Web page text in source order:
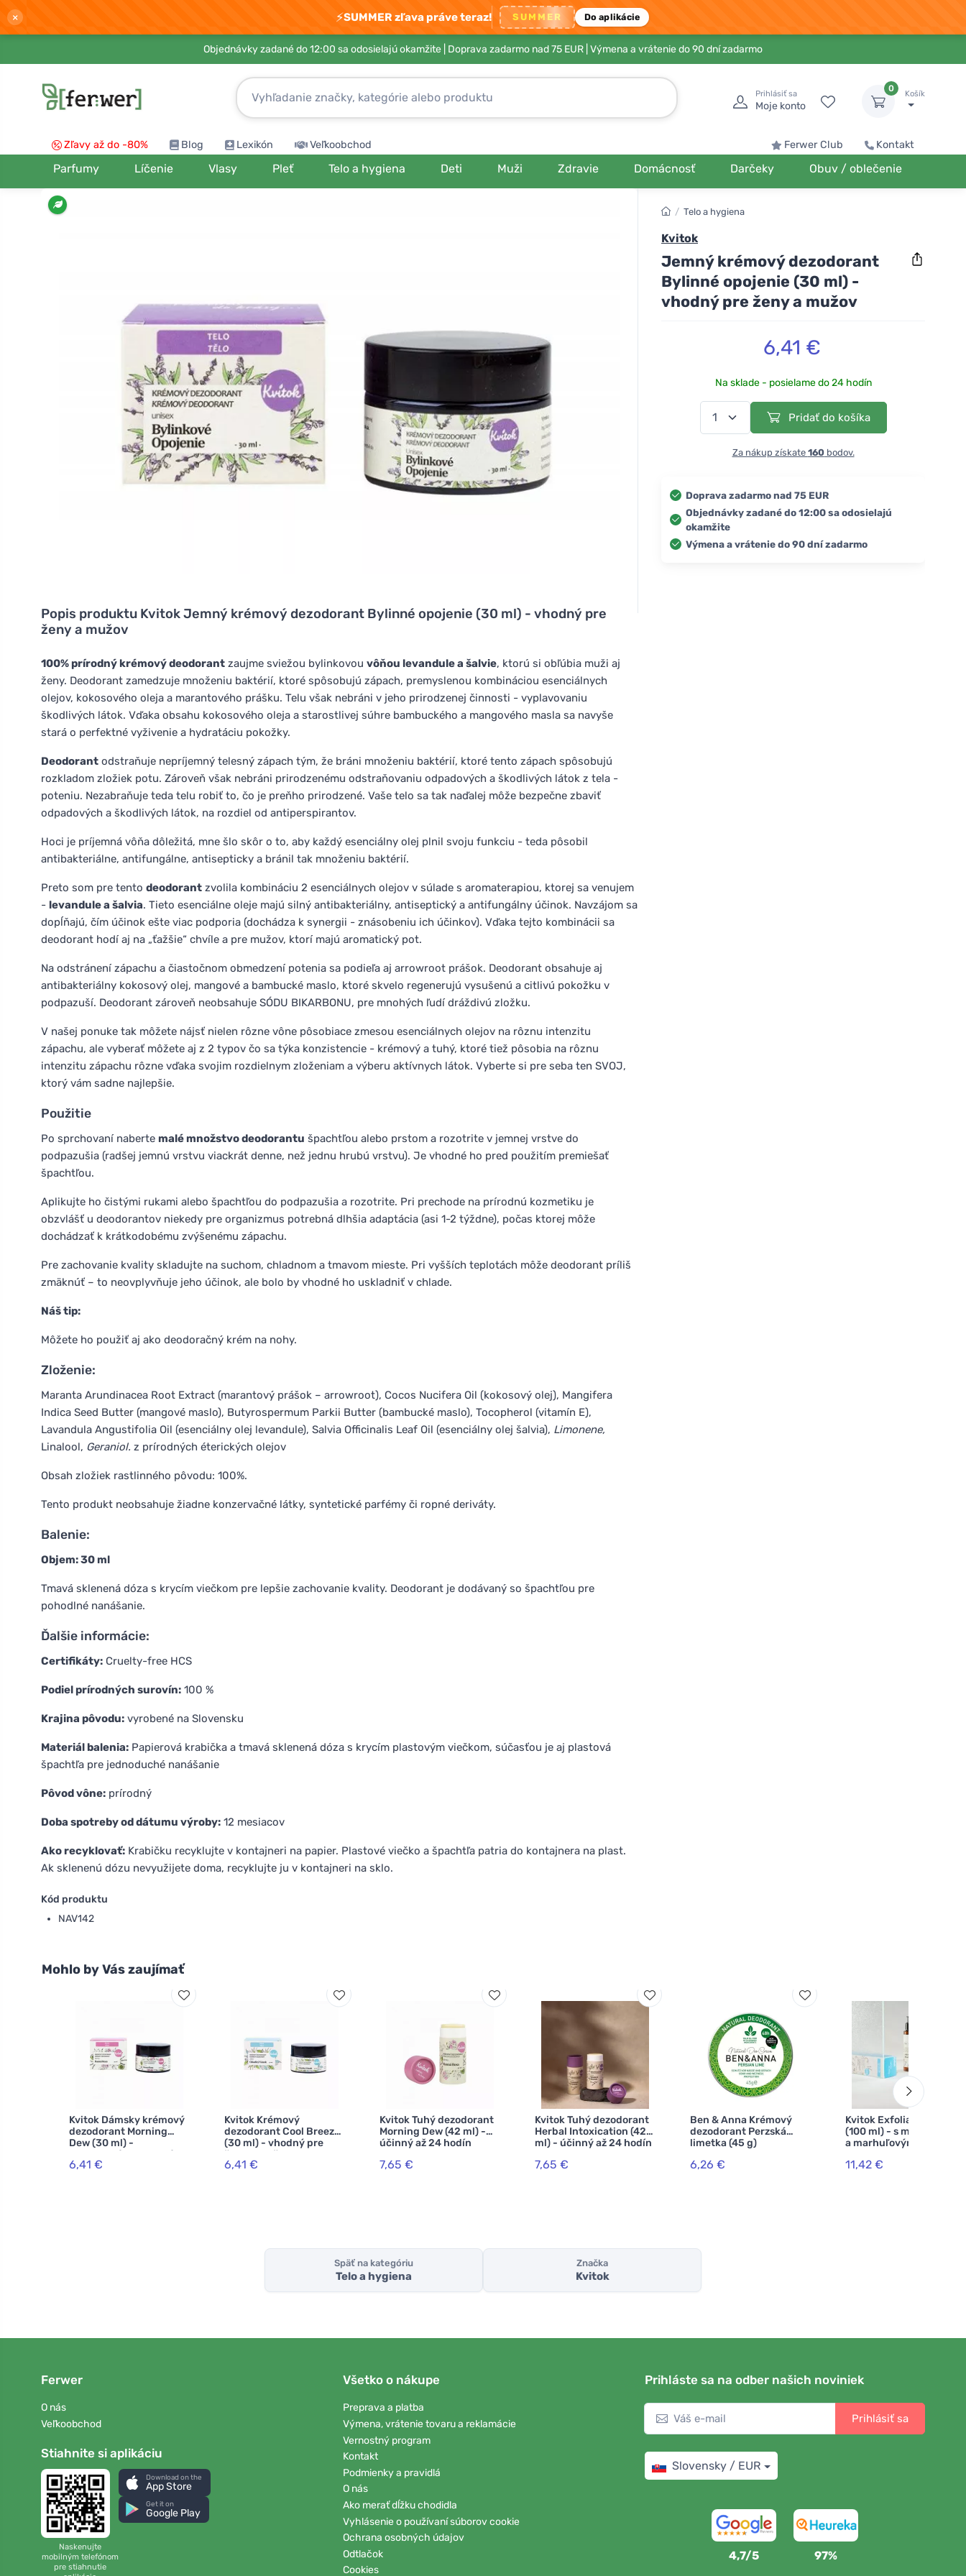
× ⚡SUMMER zľava práve teraz! SUMMER Do aplikácie
Objednávky zadané do 12:00 sa odosielajú okamžite | Doprava zadarmo nad 75 EUR | Výmena a vrátenie do 90 dní zadarmo
Prihlásiť sa
Moje konto
0
Košík
Zľavy až do -80% Blog Lexikón Veľkoobchod Ferwer Club Kontakt
Parfumy Líčenie Vlasy Pleť Telo a hygiena Deti Muži Zdravie Domácnosť Darčeky Obuv / oblečenie
Popis produktu Kvitok Jemný krémový dezodorant Bylinné opojenie (30 ml) - vhodný pre
ženy a mužov
100% prírodný krémový deodorant zaujme sviežou bylinkovou vôňou levandule a šalvie, ktorú si obľúbia muži aj
ženy. Deodorant zamedzuje množeniu baktérií, ktoré spôsobujú zápach, premyslenou kombináciou esenciálnych
olejov, kokosového oleja a marantového prášku. Telu však nebráni v jeho prirodzenej činnosti - vyplavovaniu
škodlivých látok. Vďaka obsahu kokosového oleja a starostlivej súhre bambuckého a mangového masla sa navyše
stará o perfektné vyživenie a hydratáciu pokožky.
Deodorant odstraňuje nepríjemný telesný zápach tým, že bráni množeniu baktérií, ktoré tento zápach spôsobujú
rozkladom zložiek potu. Zároveň však nebráni prirodzenému odstraňovaniu odpadových a škodlivých látok z tela -
poteniu. Nezabraňuje teda telu robiť to, čo je preňho prirodzené. Vaše telo sa tak naďalej môže bezpečne zbaviť
odpadových a škodlivých látok, na rozdiel od antiperspirantov.
Hoci je príjemná vôňa dôležitá, mne šlo skôr o to, aby každý esenciálny olej plnil svoju funkciu - teda pôsobil
antibakteriálne, antifungálne, antisepticky a bránil tak množeniu baktérií.
Preto som pre tento deodorant zvolila kombináciu 2 esenciálnych olejov v súlade s aromaterapiou, ktorej sa venujem
- levandule a šalvia. Tieto esenciálne oleje majú silný antibakteriálny, antiseptický a antifungálny účinok. Navzájom sa
dopĺňajú, čím účinok ešte viac podporia (dochádza k synergii - znásobeniu ich účinkov). Vďaka tejto kombinácii sa
deodorant hodí aj na „ťažšie“ chvíle a pre mužov, ktorí majú aromatický pot.
Na odstránení zápachu a čiastočnom obmedzení potenia sa podieľa aj arrowroot prášok. Deodorant obsahuje aj
antibakteriálny kokosový olej, mangové a bambucké maslo, ktoré skvelo regenerujú vysušenú a citlivú pokožku v
podpazuší. Deodorant zároveň neobsahuje SÓDU BIKARBONU, pre mnohých ľudí dráždivú zložku.
V našej ponuke tak môžete nájsť nielen rôzne vône pôsobiace zmesou esenciálnych olejov na rôznu intenzitu
zápachu, ale vyberať môžete aj z 2 typov čo sa týka konzistencie - krémový a tuhý, ktoré tiež pôsobia na rôznu
intenzitu zápachu rôzne vďaka svojim rozdielnym zloženiam a výberu aktívnych látok. Vyberte si pre seba ten SVOJ,
ktorý vám sadne najlepšie.
Použitie
Po sprchovaní naberte malé množstvo deodorantu špachtľou alebo prstom a rozotrite v jemnej vrstve do
podpazušia (radšej jemnú vrstvu viackrát denne, než jednu hrubú vrstvu). Je vhodné ho pred použitím premiešať
špachtľou.
Aplikujte ho čistými rukami alebo špachtľou do podpazušia a rozotrite. Pri prechode na prírodnú kozmetiku je
obzvlášť u deodorantov niekedy pre organizmus potrebná dlhšia adaptácia (asi 1-2 týždne), počas ktorej môže
dochádzať k krátkodobému zvýšenému zápachu.
Pre zachovanie kvality skladujte na suchom, chladnom a tmavom mieste. Pri vyšších teplotách môže deodorant príliš
zmäknúť – to neovplyvňuje jeho účinok, ale bolo by vhodné ho uskladniť v chlade.
Náš tip:
Môžete ho použiť aj ako deodoračný krém na nohy.
Zloženie:
Maranta Arundinacea Root Extract (marantový prášok – arrowroot), Cocos Nucifera Oil (kokosový olej), Mangifera
Indica Seed Butter (mangové maslo), Butyrospermum Parkii Butter (bambucké maslo), Tocopherol (vitamín E),
Lavandula Angustifolia Oil (esenciálny olej levandule), Salvia Officinalis Leaf Oil (esenciálny olej šalvia), Limonene,
Linalool, Geraniol. z prírodných éterických olejov
Obsah zložiek rastlinného pôvodu: 100%.
Tento produkt neobsahuje žiadne konzervačné látky, syntetické parfémy či ropné deriváty.
Balenie:
Objem: 30 ml
Tmavá sklenená dóza s krycím viečkom pre lepšie zachovanie kvality. Deodorant je dodávaný so špachtľou pre
pohodlné nanášanie.
Ďalšie informácie:
Certifikáty: Cruelty-free HCS
Podiel prírodných surovín: 100 %
Krajina pôvodu: vyrobené na Slovensku
Materiál balenia: Papierová krabička a tmavá sklenená dóza s krycím plastovým viečkom, súčasťou je aj plastová
špachtľa pre jednoduché nanášanie
Pôvod vône: prírodný
Doba spotreby od dátumu výroby: 12 mesiacov
Ako recyklovať: Krabičku recyklujte v kontajneri na papier. Plastové viečko a špachtľa patria do kontajnera na plast.
Ak sklenenú dózu nevyužijete doma, recyklujte ju v kontajneri na sklo.
Kód produktu
NAV142
/ Telo a hygiena
Kvitok
Jemný krémový dezodorant
Bylinné opojenie (30 ml) -
vhodný pre ženy a mužov
6,41 €
Na sklade - posielame do 24 hodín
Pridať do košíka
Za nákup získate 160bodov.
Doprava zadarmo nad 75 EUR
Objednávky zadané do 12:00 sa odosielajú
okamžite
Výmena a vrátenie do 90 dní zadarmo
Mohlo by Vás zaujímať
Kvitok Dámsky krémový
dezodorant Morning
Dew (30 ml) -
nezanecháva lepkavý
pocit
6,41 €
Kvitok Krémový
dezodorant Cool Breeze
(30 ml) - vhodný pre
ženy a mužov
6,41 €
Kvitok Tuhý dezodorant
Morning Dew (42 ml) -
účinný až 24 hodín
7,65 €
Kvitok Tuhý dezodorant
Herbal Intoxication (42
ml) - účinný až 24 hodín
7,65 €
Ben & Anna Krémový
dezodorant Perzská
limetka (45 g)
6,26 €
Kvitok Exfoliačné mlieko
(100 ml) - s mandľovým
a marhuľovým olejom
11,42 €
Späť na kategóriu
Telo a hygiena
Značka
Kvitok
Ferwer
O nás
Veľkoobchod
Stiahnite si aplikáciu
Naskenujte
mobilným telefónom
pre stiahnutie
Download on the
App Store
Get it on
Google Play
Všetko o nákupe
Preprava a platba
Výmena, vrátenie tovaru a reklamácie
Vernostný program
Kontakt
Podmienky a pravidlá
O nás
Ako merať dĺžku chodidla
Vyhlásenie o používaní súborov cookie
Ochrana osobných údajov
Odtlačok
Cookies
Prihláste sa na odber našich noviniek
Prihlásiť sa
Slovensky / EUR
4,7/5 97%